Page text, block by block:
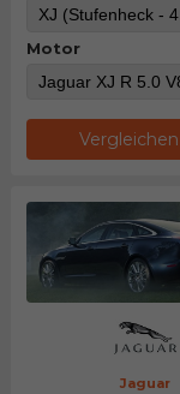
Motor
Jaguar